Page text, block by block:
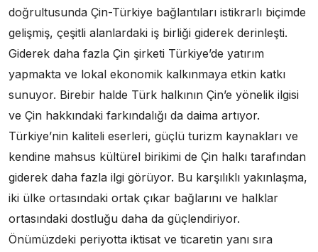
doğrultusunda Çin-Türkiye bağlantıları istikrarlı biçimde
gelişmiş, çeşitli alanlardaki iş birliği giderek derinleşti.
Giderek daha fazla Çin şirketi Türkiye’de yatırım
yapmakta ve lokal ekonomik kalkınmaya etkin katkı
sunuyor. Birebir halde Türk halkının Çin’e yönelik ilgisi
ve Çin hakkındaki farkındalığı da daima artıyor.
Türkiye’nin kaliteli eserleri, güçlü turizm kaynakları ve
kendine mahsus kültürel birikimi de Çin halkı tarafından
giderek daha fazla ilgi görüyor. Bu karşılıklı yakınlaşma,
iki ülke ortasındaki ortak çıkar bağlarını ve halklar
ortasındaki dostluğu daha da güçlendiriyor.
Önümüzdeki periyotta iktisat ve ticaretin yanı sıra